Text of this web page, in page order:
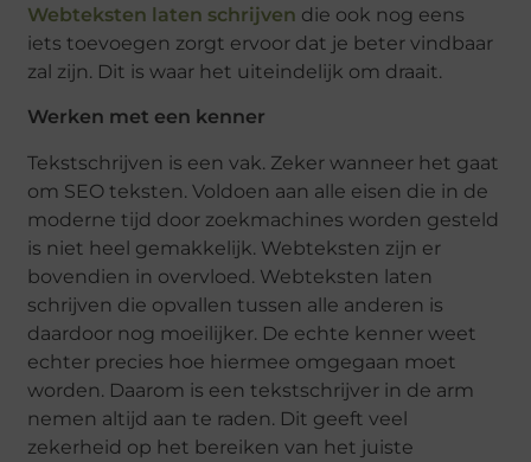
Webteksten laten schrijven die ook nog eens
iets toevoegen zorgt ervoor dat je beter vindbaar
zal zijn. Dit is waar het uiteindelijk om draait.
Werken met een kenner
Tekstschrijven is een vak. Zeker wanneer het gaat
om SEO teksten. Voldoen aan alle eisen die in de
moderne tijd door zoekmachines worden gesteld
is niet heel gemakkelijk. Webteksten zijn er
bovendien in overvloed. Webteksten laten
schrijven die opvallen tussen alle anderen is
daardoor nog moeilijker. De echte kenner weet
echter precies hoe hiermee omgegaan moet
worden. Daarom is een tekstschrijver in de arm
nemen altijd aan te raden. Dit geeft veel
zekerheid op het bereiken van het juiste